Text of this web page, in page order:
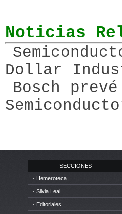
Noticias
Dollar
Bosch
SECCIONES
· Hemeroteca
· Silvia Leal
· Editoriales